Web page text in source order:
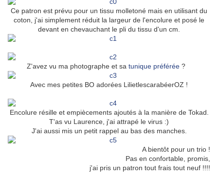
Ce patron est prévu pour un tissu molletoné mais en utilisant du
coton, j'ai simplement réduit la largeur de l'encolure et posé le
devant en chevauchant le pli du tissu d'un cm.
Z'avez vu ma photographe et sa tunique préférée ?
Avec mes petites BO adorées LilietlescarabéerOZ !
Encolure résille et empiècements ajoutés à la manière de Tokad.
T'as vu Laurence, j'ai attrapé le virus :)
J'ai aussi mis un petit rappel au bas des manches.
A bientôt pour un trio !
Pas en confortable, promis,
j'ai pris un patron tout frais tout neuf !!!!